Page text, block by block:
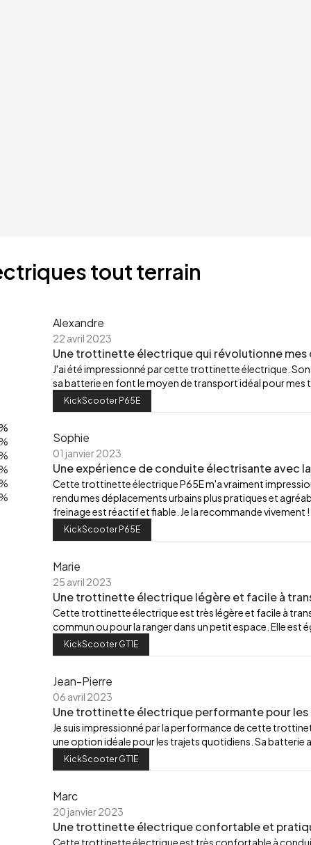
tout terrain
%
%
%
%
%
Alexandre
22 avril 2023
Une trottinette électrique qui révolutionne mes
J'ai été impressionné par cette trottinette électrique.
sa batterie en font le moyen de transport idéal pour mes
KickScooter P65E
Sophie
01 janvier 2023
Une expérience de conduite électrisante avec
Cette trottinette électrique P65E m'a vraiment
rendu mes déplacements urbains plus pratiques et
freinage est réactif et fiable. Je la recommande vivement !
KickScooter P65E
Marie
25 avril 2023
Une trottinette électrique légère et facile à
Cette trottinette électrique est très légère et facile à
commun ou pour la ranger dans un petit espace. Elle est
KickScooter GT1E
Jean-Pierre
06 avril 2023
Une trottinette électrique performante pour
Je suis impressionné par la performance de cette
une option idéale pour les trajets quotidiens. Sa batterie
KickScooter GT1E
Marc
20 janvier 2023
Une trottinette électrique confortable et
Cette trottinette électrique est très confortable à